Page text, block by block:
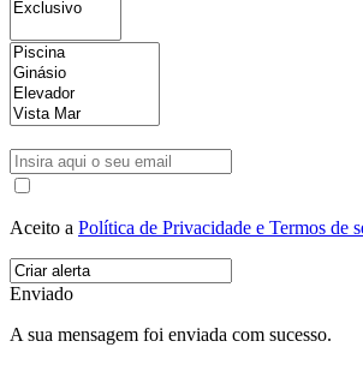
Aceito a Política de Privacidade e Termos de
Enviado
A sua mensagem foi enviada com sucesso.